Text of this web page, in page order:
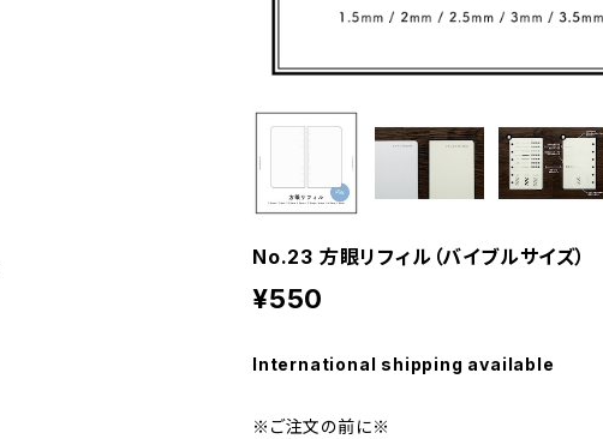
No.23 方眼リフィル（バイブルサイズ）
¥550
International shipping available
※ご注文の前に※